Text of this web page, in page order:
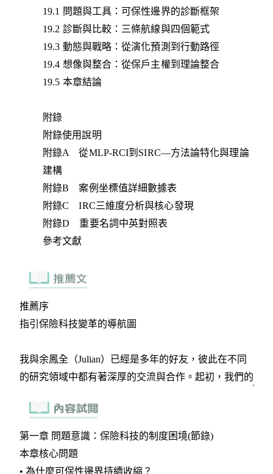
19.1 問題與工具：可保性邊界的診斷框架
19.2 診斷與比較：三條航線與四個範式
19.3 動態與戰略：從演化預測到行動路徑
19.4 想像與整合：從保戶主權到理論整合
19.5 本章結論
附錄
附錄使用說明
附錄A 從MLP-RCI到SIRC—方法論特化與理論
建構
附錄B 案例坐標值詳細數據表
附錄C IRC三維度分析與核心發現
附錄D 重要名詞中英對照表
參考文獻